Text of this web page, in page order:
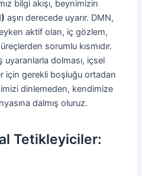
bilgi akışı, beynimizin
aşırı derecede uyarır. DMN,
aktif olan, iç gözlem,
sorumlu kısmıdır.
uyaranlarla dolması, içsel
için gerekli boşluğu ortadan
dinlemeden, kendimize
dalmış oluruz.
Tetikleyiciler: